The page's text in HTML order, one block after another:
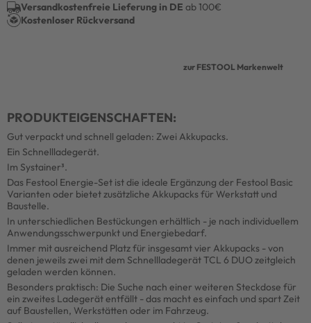
Versandkostenfreie Lieferung in DE ab 100€
Kostenloser Rückversand
zur FESTOOL Markenwelt
PRODUKTEIGENSCHAFTEN:
Gut verpackt und schnell geladen: Zwei Akkupacks.
Ein Schnellladegerät.
Im Systainer³.
Das Festool Energie-Set ist die ideale Ergänzung der Festool Basic
Varianten oder bietet zusätzliche Akkupacks für Werkstatt und
Baustelle.
In unterschiedlichen Bestückungen erhältlich - je nach individuellem
Anwendungsschwerpunkt und Energiebedarf.
Immer mit ausreichend Platz für insgesamt vier Akkupacks - von
denen jeweils zwei mit dem Schnellladegerät TCL 6 DUO zeitgleich
geladen werden können.
Besonders praktisch: Die Suche nach einer weiteren Steckdose für
ein zweites Ladegerät entfällt - das macht es einfach und spart Zeit
auf Baustellen, Werkstätten oder im Fahrzeug.